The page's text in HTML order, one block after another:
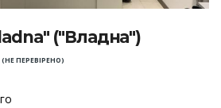
("Владна")
ПЕРЕВІРЕНО)